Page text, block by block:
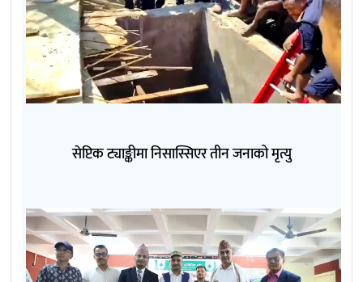
सेप्टिक ट्याङ्कीमा निसास्सिएर तीन जनाको मृत्यु